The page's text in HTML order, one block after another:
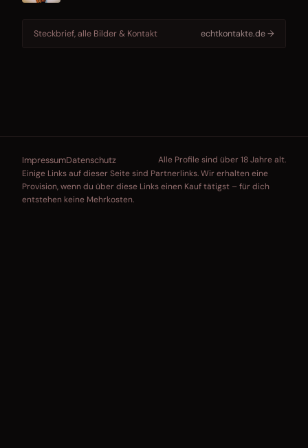
Steckbrief, alle Bilder & Kontakt echtkontakte.de →
ImpressumDatenschutz
Alle Profile sind über 18 Jahre alt.
Einige Links auf dieser Seite sind Partnerlinks. Wir erhalten eine
Provision, wenn du über diese Links einen Kauf tätigst – für dich
entstehen keine Mehrkosten.